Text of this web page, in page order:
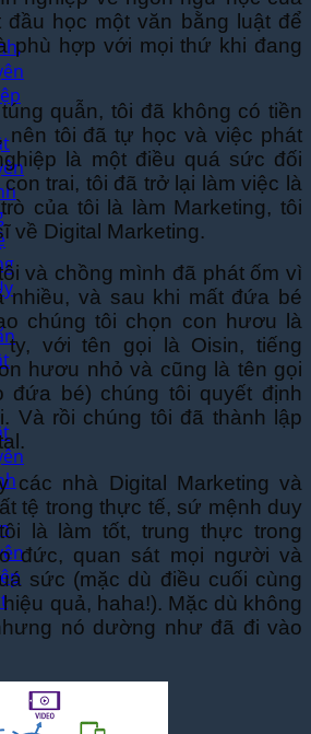
đầu học một văn bằng luật để
phù hợp với mọi thứ khi đang
quẫn, tôi đã không có tiền
nên tôi đã tự học và việc phát
là một điều quá sức đối
trai, tôi đã trở lại làm việc là
của tôi là làm Marketing, tôi
về Digital Marketing.
và chồng mình đã phát ốm vì
nhiều, và sau khi mất đứa bé
chúng tôi chọn con hươu là
ty, với tên gọi là Oisin, tiếng
hươu nhỏ và cũng là tên gọi
đứa bé) chúng tôi quyết định
Và rồi chúng tôi đã thành lập
các nhà Digital Marketing và
tệ trong thực tế, sứ mệnh duy
là làm tốt, trung thực trong
đức, quan sát mọi người và
sức (mặc dù điều cuối cùng
quả, haha!). Mặc dù không
nó dường như đã đi vào